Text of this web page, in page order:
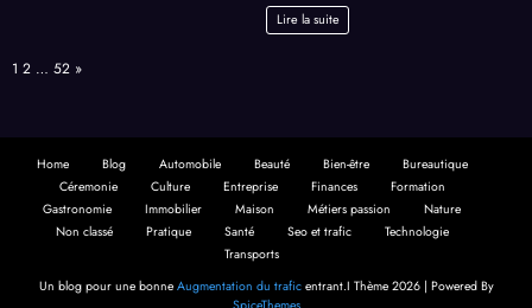
Lire la suite
Page:
1 2 … 52 Next
»
Home Blog Automobile Beauté Bien-être
Bureautique
Céremonie
Culture Entreprise Finances
Formation
Gastronomie
Immobilier Maison Métiers passion
Nature
Non classé
Pratique Santé Seo et trafic
Technologie
Transports
Un blog pour une bonne Augmentation du traficentrant.I Thème 2026 | Powered By